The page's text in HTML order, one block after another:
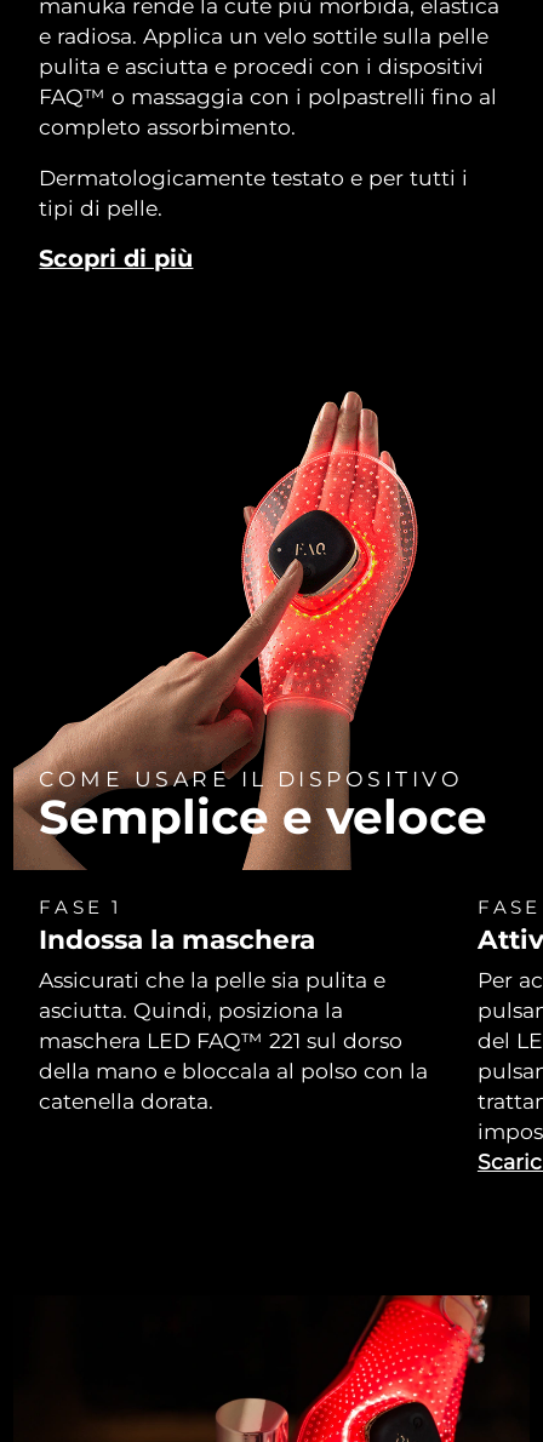
e radiosa. Applica un velo sottile sulla pelle
pulita e asciutta e procedi con i dispositivi
FAQ™ o massaggia con i polpastrelli fino al
completo assorbimento.
Dermatologicamente testato e per tutti i
tipi di pelle.
Scopri di più
COME USARE IL DISPOSITIVO
Semplice e veloce
FASE 1
Indossa la maschera
Assicurati che la pelle sia pulita e
asciutta. Quindi, posiziona la
maschera LED FAQ™ 221 sul dorso
della mano e bloccala al polso con la
catenella dorata.
Per
del